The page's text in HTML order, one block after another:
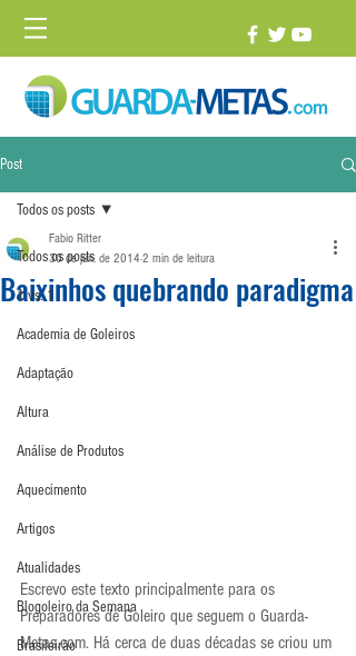
Post
Todos os posts
1 vs. 1
Academia de Goleiros
Adaptação
Altura
Análise de Produtos
Aquecimento
Artigos
Atualidades
Blogoleiro da Semana
Brasileirão
Todos os posts
Baixinhos quebrando paradigma
Fabio Ritter
30 de jun. de 2014 2 min de leitura
Escrevo este texto principalmente para os
Preparadores de Goleiro que seguem o Guarda-
Metas.com. Há cerca de duas décadas se criou um